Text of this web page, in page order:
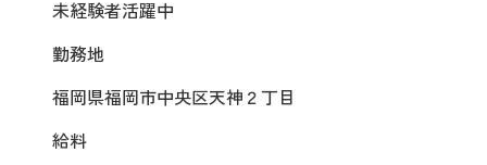
未経験者活躍中
勤務地
福岡県福岡市中央区天神２丁目
給料